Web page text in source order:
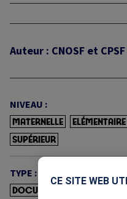
Auteur : CNOSF et CPSF
NIVEAU :
MATERNELLE ELÉMENTAIRE
SUPÉRIEUR
TYPE :
DOCUMENTS
CE SITE WEB